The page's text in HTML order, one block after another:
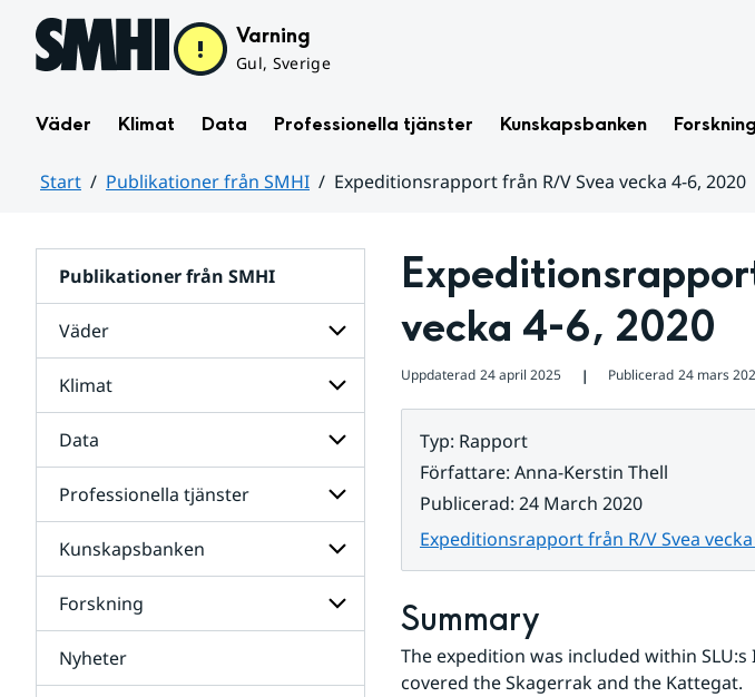
Hoppa till sidans innehåll Varning
Gul, Sverige
Väder Klimat Data Professionella tjänster Kunskapsbanken Forskning
Start Publikationer från SMHI
Expeditionsrapport från R/V Svea vecka 4-6, 2020
Publikationer från SMHI
Väder
Undersidor
för
Väder
Klimat
Undersidor
för
Klimat
Data
Undersidor
för
Data
Professionella tjänster
Undersidor
för
Professionella
tjänster
Kunskapsbanken
Undersidor
för
Kunskapsbanken
Forskning
Undersidor
för
Nyheter
vecka 4-6, 2020
Uppdaterad 24 april 2025 ❘ Publicerad 24 mars
Typ: Rapport
Författare: Anna-Kerstin Thell
Publicerad: 24 March 2020
Expeditionsrapport från R/V Svea vecka
Summary
The expedition was included within
covered the Skagerrak and the Kattegat.